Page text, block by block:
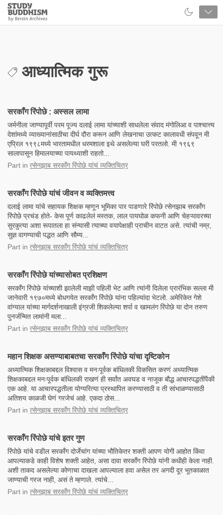
Close
Study
Buddhism
आध्यात्मिक गुरू
सरकाँग रिंपोछे : अस्सल लामा
जर्मनीला जाण्यापूर्वी परम पूज्य दलाई लामा यांच्याशी साधलेला संवाद मंगोलिआ व पाश्चात्त्य
देशांमध्ये व्याख्यानांसाठीचा दीर्घ दौरा करून आणि लेखनाचा उत्कट कालावधी संपवून मी
एप्रिल १९९८मध्ये भारतामधील धरमशाला इथे असलेल्या घरी परतलो. मी १९६९
सालापासून हिमालयाच्या पायथ्याशी राहतो...
Part in त्सेनझाब सरकाँग रिंपोछे यांचं व्यक्तिचित्र
सरकाँग रिंपोछे यांचं जीवन व व्यक्तिमत्त्व
दलाई लामा यांचे सहायक शिक्षक म्हणून भूमिका पार पाडणारे रिंपोछे त्सेनझाब सरकाँग
रिंपोछे प्रचंड होते- केस पूर्ण काढलेलं मस्तक, लाल पायघोळ कफनी आणि चेहऱ्यावरच्या
सुरकुत्या अशा रूपातला हा संन्यासी त्याच्या वयापेक्षाही प्राचीन वाटत असे. त्यांची नम्र,
सुज्ञ वागण्याची पद्धत आणि सौम्य...
Part in त्सेनझाब सरकाँग रिंपोछे यांचं व्यक्तिचित्र
सरकाँग रिंपोछे यांच्यासोबत प्रशिक्षण
सरकाँग रिंपोछे यांच्याशी झालेली माझी पहिली भेट आणि त्यांनी दिलेला प्रारंभिक सल्ला मी
जानेवारी १९७०मध्ये बोधगयेत सरकाँग रिंपोछे यांना पहिल्यांदा भेटलो. अमेरिकेत गेशे
वांग्याल यांच्या मार्गदर्शनाखाली इंग्रजी शिकलेल्या शर्पा व खामलंग रिंपोछे या दोन तरुण
पुनर्जन्मित लामांनी मला...
Part in त्सेनझाब सरकाँग रिंपोछे यांचं व्यक्तिचित्र
महान शिक्षक असण्याबाबतचा सरकाँग रिंपोछे यांचा दृष्टिकोन
अध्यात्मिक शिक्षकाबद्दल विश्वास व मनःपूर्वक बांधिलकी विकसित करणं अध्यात्मिक
शिक्षकाबद्दल मनःपूर्वक बांधिलकी राखणं ही सर्वांत अवघड व नाजूक बौद्ध आचारपद्धतींपैकी
एक आहे. या आचारपद्धतीला योग्यरित्या प्रस्थापित करण्यासाठी व ती सांभाळण्यासाठी
अतिशय काळजी घेणं गरजेचं आहे. एकदा ठोस...
Part in त्सेनझाब सरकाँग रिंपोछे यांचं व्यक्तिचित्र
सरकाँग रिंपोछे यांचे इतर गुण
रिंपोछे यांचे वडील सरकाँग दोर्जेचांग यांच्या भौतिकेतर शक्ती आपण योगी आहोत किंवा
आपल्याकडे काही विशेष शक्ती आहेत, असा दावा सरकाँग रिंपोछे यांनी कधीही केला नाही.
अशी ताकद असलेल्या कोणाचा दाखला आपल्याला हवा असेल तर अगदी दूर भूतकाळात
जाण्याची गरज नाही, असं ते म्हणाले. त्यांचे...
Part in त्सेनझाब सरकाँग रिंपोछे यांचं व्यक्तिचित्र